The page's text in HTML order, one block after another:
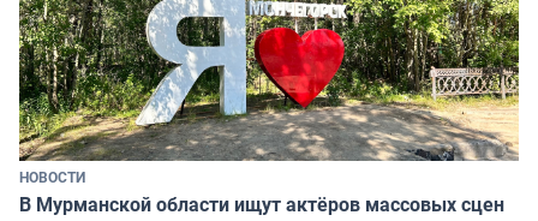
НОВОСТИ
В Мурманской области ищут актёров массовых сцен